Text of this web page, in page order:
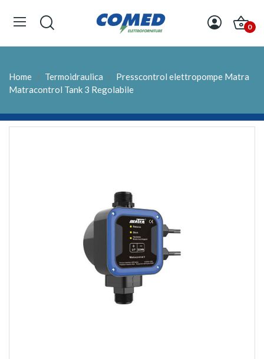
0
Home Termoidraulica
Presscontrol elettropompe Matra
Matracontrol Tank 3 Regolabile